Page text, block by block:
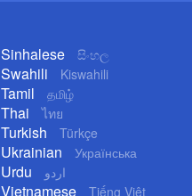
Sinhalese සිංහල
Swahili Kiswahili
Tamil தமிழ்
Thai ไทย
Turkish Türkçe
Ukrainian Українська
Urdu اردو
Vietnamese Tiếng Việt